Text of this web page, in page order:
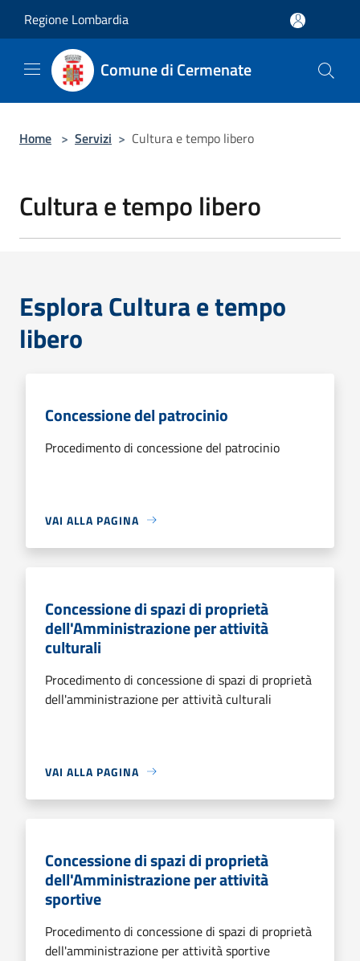
Regione Lombardia
Comune di Cermenate
Home > Servizi > Cultura e tempo libero
Cultura e tempo libero
Esplora Cultura e tempo
libero
Concessione del patrocinio
Procedimento di concessione del patrocinio
VAI ALLA PAGINA
Concessione di spazi di proprietà
dell'Amministrazione per attività
culturali
Procedimento di concessione di spazi di proprietà
dell'amministrazione per attività culturali
VAI ALLA PAGINA
Concessione di spazi di proprietà
dell'Amministrazione per attività
sportive
Procedimento di concessione di spazi di proprietà
dell'amministrazione per attività sportive